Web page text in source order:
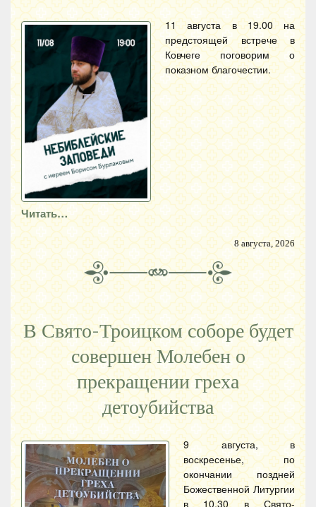
11 августа в 19.00 на
предстоящей встрече в
Ковчеге поговорим о
показном благочестии.
Читать…
8 августа, 2026
В Свято-Троицком соборе будет
совершен Молебен о
прекращении греха
детоубийства
9 августа, в
воскресенье, по
окончании поздней
Божественной Литургии
в 10.30 в Свято-